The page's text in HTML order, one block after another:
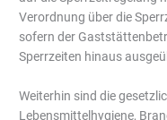
Verordnung über die
sofern der
Sperrzeiten hinaus
Weiterhin sind die
Lebensmittelhygiene,